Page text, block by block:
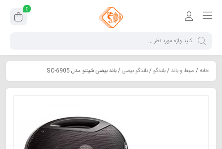
0
خانه/ضبط و باند /بلندگو/بلندگو بیضی/ باند بیضی شینتو مدل SC-6905